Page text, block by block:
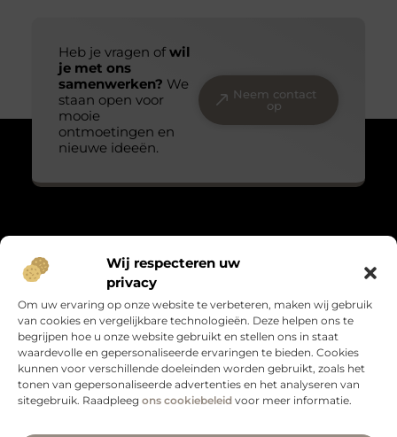
Wij respecteren uw
privacy
Om uw ervaring op onze website te verbeteren, maken wij gebruik
van cookies en vergelijkbare technologieën. Deze helpen ons te
begrijpen hoe u onze website gebruikt en stellen ons in staat
waardevolle en gepersonaliseerde ervaringen te bieden. Cookies
kunnen voor verschillende doeleinden worden gebruikt, zoals het
tonen van gepersonaliseerde advertenties en het analyseren van
sitegebruik. Raadpleeg ons cookiebeleid voor meer informatie.
Heb je vragen ofwil
je met ons
samenwerken? We
staan open voor
mooie
ontmoetingen en
nieuwe ideeën.
Neem contact
op
Over Massage praktijk de bron
“Teder, echt en met oog voor detail.”
geluk, persoonlijke groei en leven met gevoel. Warme verhalen
die raken en verbinden.
Bericht categorie